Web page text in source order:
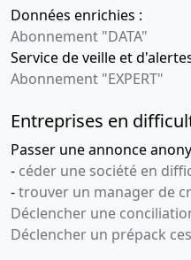
Données enrichies :
Abonnement "DATA"
Service de veille et
Abonnement "EXPERT"
Entreprises en
Passer une annonce
- céder une société en
-trouver un manager de
Déclencher une
Déclencher un prépack